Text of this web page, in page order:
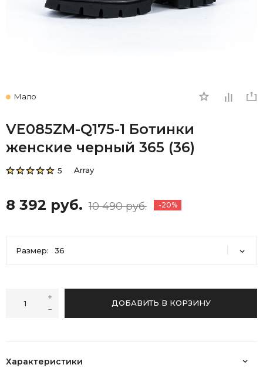
Мало
VE085ZM-Q175-1 Ботинки
женские черный 365 (36)
5 Array
8 392 руб. 10 490 руб. -20%
Размер: 36
ДОБАВИТЬ В КОРЗИНУ
Характеристики